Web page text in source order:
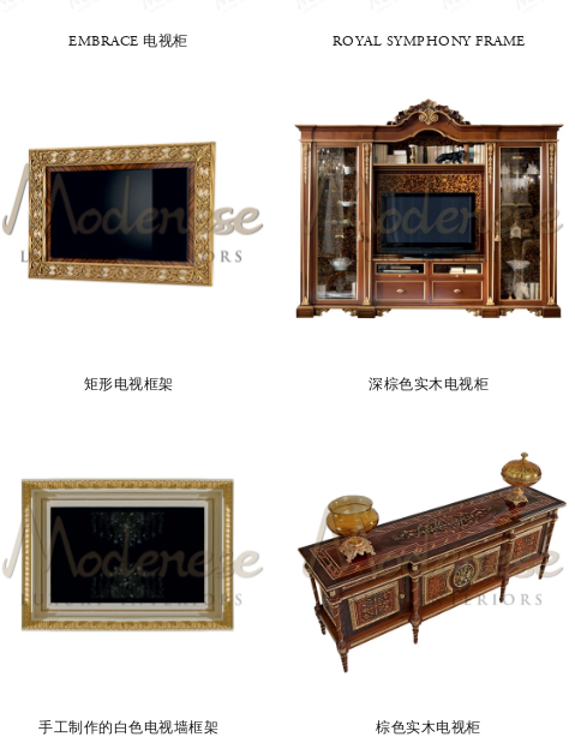
EMBRACE 电视柜 ROYAL SYMPHONY FRAME
矩形电视框架 深棕色实木电视柜
手工制作的白色电视墙框架 棕色实木电视柜